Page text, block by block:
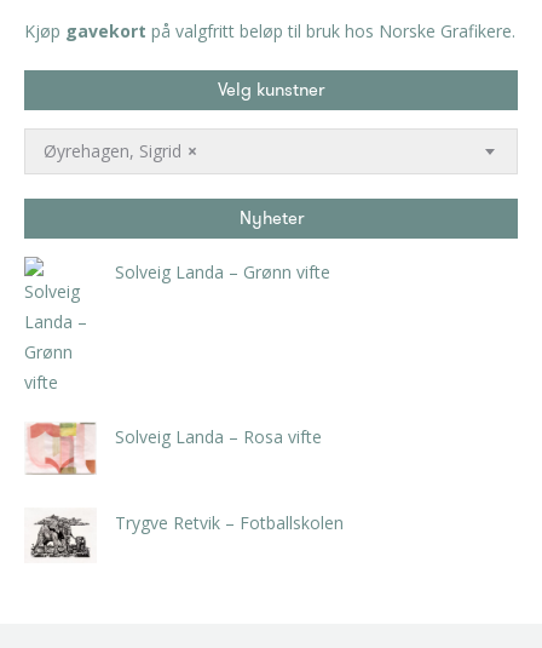
Kjøp gavekort på valgfritt beløp til bruk hos Norske Grafikere.
Velg kunstner
×
Øyrehagen, Sigrid
Nyheter
Solveig Landa – Grønn vifte
Solveig Landa – Rosa vifte
Trygve Retvik – Fotballskolen